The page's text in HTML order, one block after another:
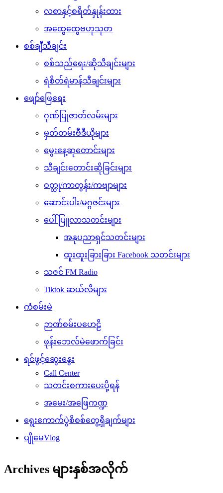
လစာနှင့်စရိတ်နှုန်းထား
အထွေထွေဗဟုသုတ
စစ်ချီသီချင်း
စစ်သည်ရေး/ဆိုသီချင်းများ
ရဲစိတ်ရဲမာန်သီချင်းများ
ဖျော်ဖြေရေး
ဂုဏ်ပြုဇာတ်လမ်းများ
မှတ်တမ်းဗီဒီယိုများ
မွေးနေ့ဆုတောင်းများ
သီချင်းတောင်းဆိုခြင်းများ
ဝတ္ထု/ကာတွန်း/ကဗျာများ
ဆောင်းပါး/မဂ္ဂဇင်းများ
ပေါ်ပြူလာသတင်းများ
အနုပညာရှင်သတင်းများ
ထူးထူးခြားခြား Facebook သတင်းများ
သဇင် FM Radio
Tiktok ဆယ်လီများ
ကံစမ်းမဲ
ဉာဏ်စမ်းပဟေဠိ
ဖုန်းဘေလ်မဲဖောက်ခြင်း
ရင်ဖွင့်ဆွေးနွေး
Call Center
သတင်းစကားပေးပို့ရန်
အမေး/အဖြေကဏ္ဍ
ရွေးကောက်ပွဲစိစစ်တွေ့ရှိချက်များ
ပျိုမေVlog
Archives များနှစ်အလိုက်